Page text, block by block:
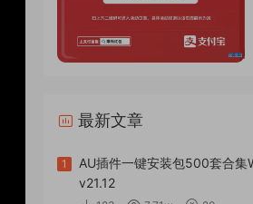
最新文章
1
AU插件一键安装包500套合集
v21.12